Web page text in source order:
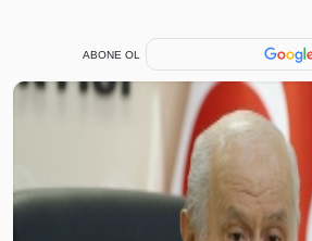
ABONE OL